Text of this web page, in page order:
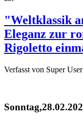
"Weltklassik
Eleganz zur
Rigoletto
Verfasst von Super